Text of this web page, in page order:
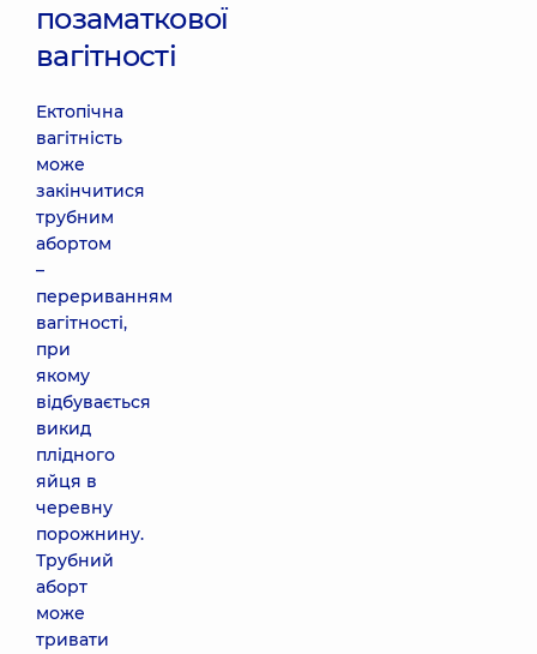
позаматкової
вагітності
Ектопічна
вагітність
може
закінчитися
трубним
абортом
–
перериванням
вагітності,
при
якому
відбувається
викид
плідного
яйця в
черевну
порожнину.
Трубний
аборт
може
тривати